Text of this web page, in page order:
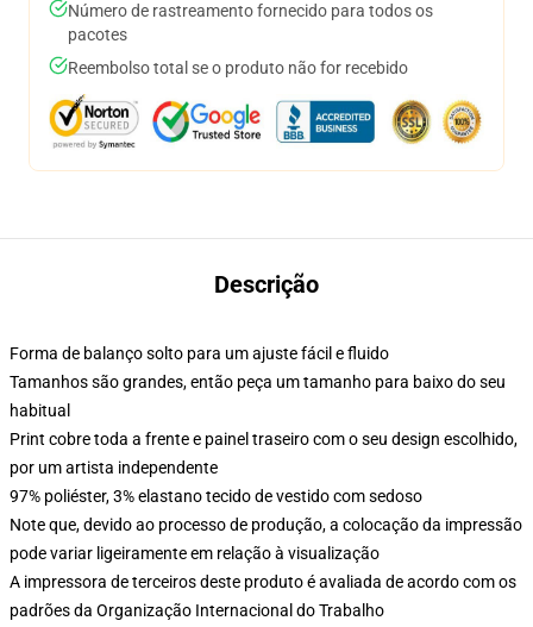
Número de rastreamento fornecido para todos os
pacotes
Reembolso total se o produto não for recebido
Descrição
Forma de balanço solto para um ajuste fácil e fluido
Tamanhos são grandes, então peça um tamanho para baixo do seu
habitual
Print cobre toda a frente e painel traseiro com o seu design escolhido,
por um artista independente
97% poliéster, 3% elastano tecido de vestido com sedoso
Note que, devido ao processo de produção, a colocação da impressão
pode variar ligeiramente em relação à visualização
A impressora de terceiros deste produto é avaliada de acordo com os
padrões da Organização Internacional do Trabalho